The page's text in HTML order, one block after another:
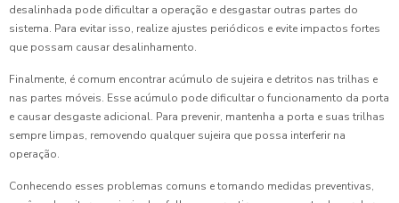
desalinhada pode dificultar a operação e desgastar outras partes do
sistema. Para evitar isso, realize ajustes periódicos e evite impactos fortes
que possam causar desalinhamento.
Finalmente, é comum encontrar acúmulo de sujeira e detritos nas trilhas e
nas partes móveis. Esse acúmulo pode dificultar o funcionamento da porta
e causar desgaste adicional. Para prevenir, mantenha a porta e suas trilhas
sempre limpas, removendo qualquer sujeira que possa interferir na
operação.
Conhecendo esses problemas comuns e tomando medidas preventivas,